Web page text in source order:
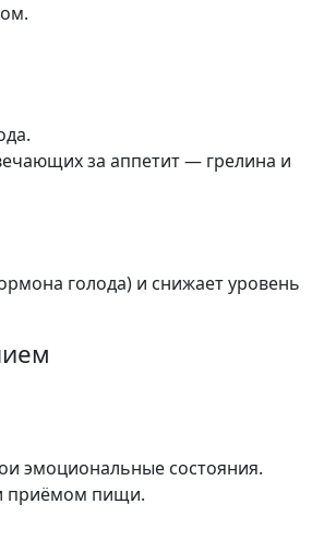
за аппетит — грелина и
голода) и снижает уровень
эмоциональные состояния.
приёмом пищи.